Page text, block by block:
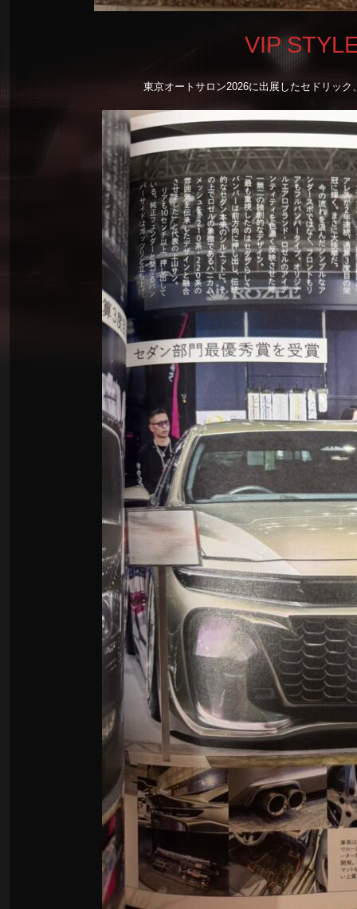
VIP
東京オートサロン2026に出展したセドリッ